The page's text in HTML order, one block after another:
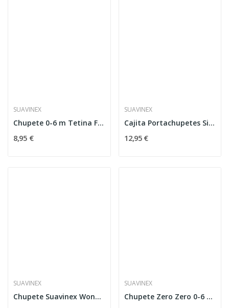
SUAVINEX
Chupete 0-6 m Tetina Fisiológica Silicona SX...
8,95 €
SUAVINEX
Cajita Portachupetes Silicona Azul Suavinex
12,95 €
SUAVINEX
Chupete Suavinex Wonder SX Pro de 0 a 6 meses -...
SUAVINEX
Chupete Zero Zero 0-6 Meses Suavinex